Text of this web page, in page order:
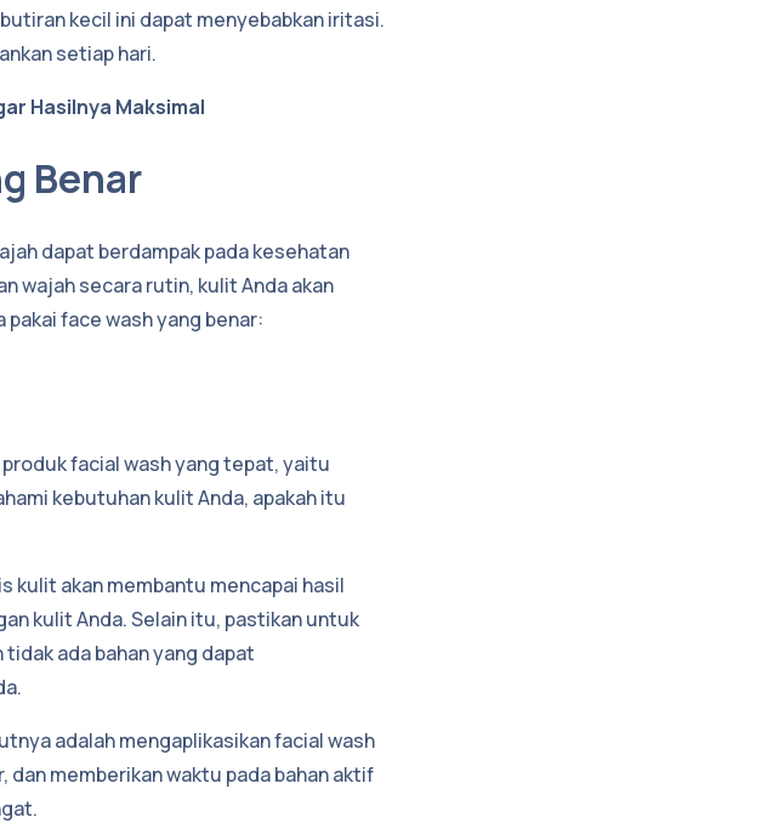
kecil ini dapat menyebabkan iritasi.
setiap hari.
Hasilnya Maksimal
Benar
dapat berdampak pada kesehatan
wajah secara rutin, kulit Anda akan
face wash yang benar:
facial wash yang tepat, yaitu
kebutuhan kulit Anda, apakah itu
kulit akan membantu mencapai hasil
kulit Anda. Selain itu, pastikan untuk
ada bahan yang dapat
adalah mengaplikasikan facial wash
memberikan waktu pada bahan aktif